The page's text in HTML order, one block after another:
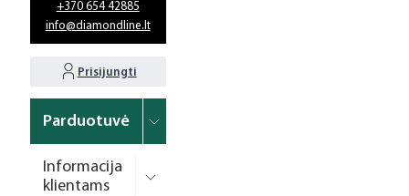
+370 654 42885
info@diamondline.lt
Prisijungti
Parduotuvė
Informacija
klientams